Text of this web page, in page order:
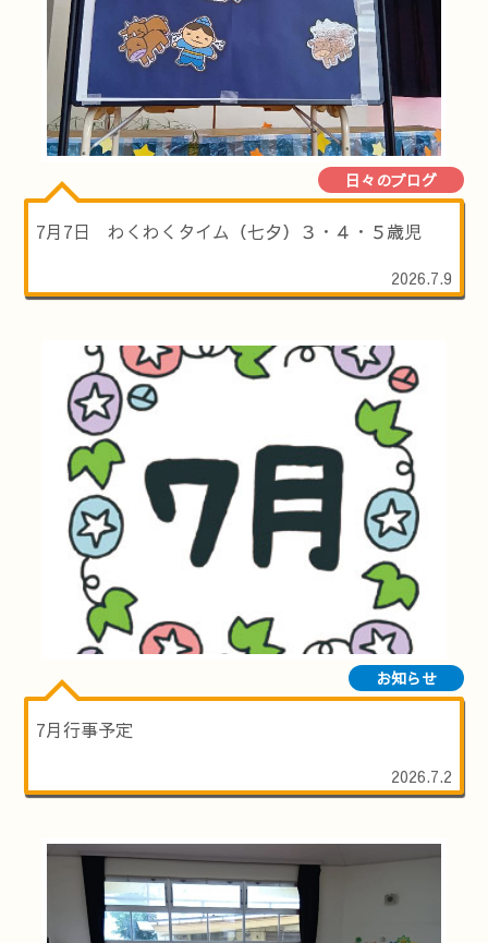
日々のブログ
7月7日 わくわくタイム（七夕）３・４・５歳児
2026.7.9
お知らせ
7月行事予定
2026.7.2